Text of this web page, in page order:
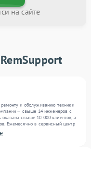
на сайте
RemSupport
и обслуживанию техники
— свыше 14 инженеров с
свыше 10 000 клиентов, а
Ежемесячно в сервисный центр
работаем с широким спектром
благодаря опыту команды.